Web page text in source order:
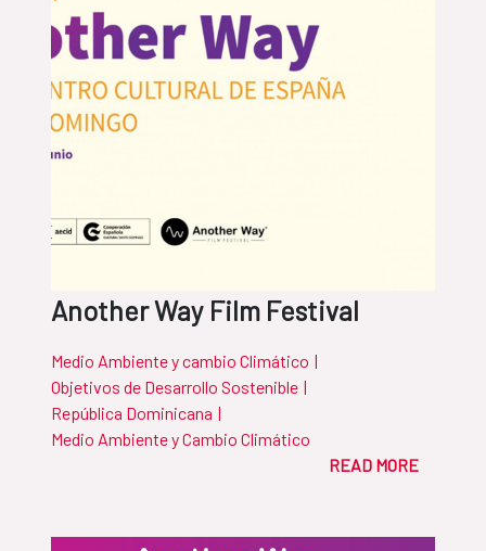
Another Way Film Festival
Medio Ambiente y cambio Climático |
Objetivos de Desarrollo Sostenible |
República Dominicana |
Medio Ambiente y Cambio Climático
READ MORE